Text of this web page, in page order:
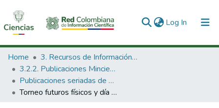
Log In (current)
Communities & Collections
All of DSpace
Statistics
Home
3. Recursos de Información Científica y Tecnológica
3.2.2. Publicaciones Minciencias
Publicaciones seriadas de Minciencias
Torneo futuros físicos y día de la Física 1993